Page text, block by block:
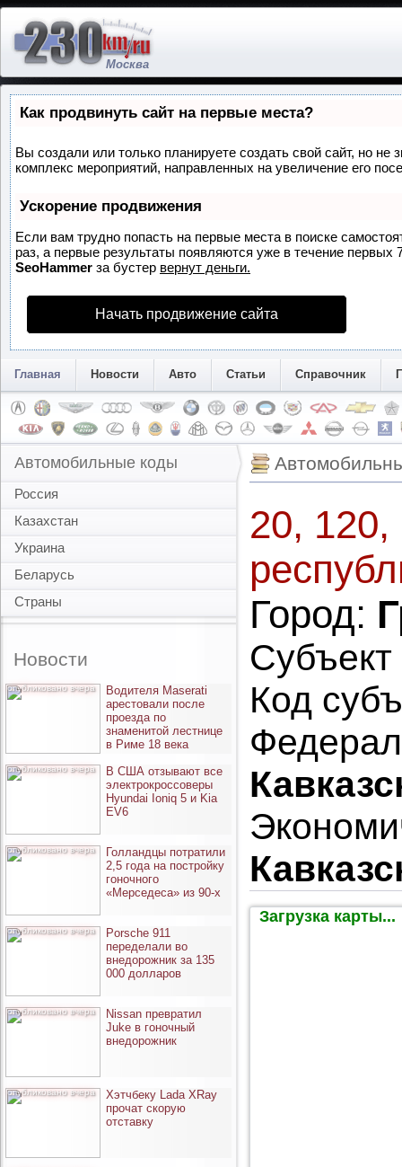
Москва
Как продвинуть сайт на первые места?
Вы создали или только планируете создать свой сайт, но
комплекс мероприятий, направленных на увеличение его
Ускорение продвижения
Если вам трудно попасть на первые места в поиске
раз, а первые результаты появляются уже в течение
SeoHammer за бустер вернут деньги.
Начать продвижение сайта
Главная Новости Авто Статьи Справочник
Автомобильные коды
Россия
Казахстан
Украина
Беларусь
Страны
Новости
опубликовано вчера
Водителя Maserati
арестовали после
проезда по
знаменитой лестнице
в Риме 18 века
опубликовано вчера
В США отзывают все
электрокроссоверы
Hyundai Ioniq 5 и Kia
EV6
опубликовано вчера
Голландцы потратили
2,5 года на постройку
гоночного
«Мерседеса» из 90-х
опубликовано вчера
Porsche 911
переделали во
внедорожник за 135
000 долларов
опубликовано вчера
Nissan превратил
Juke в гоночный
внедорожник
опубликовано вчера
Хэтчбеку Lada XRay
прочат скорую
отставку
20, 120,
Город:
Код
Загрузка карты...